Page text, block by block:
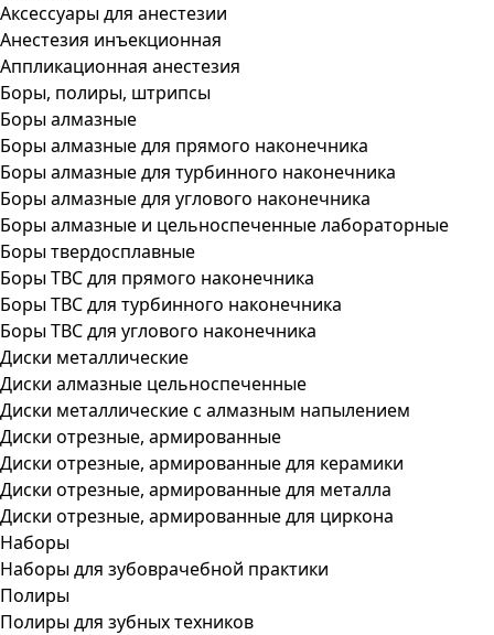
Аксессуары для анестезии
Анестезия инъекционная
Аппликационная анестезия
Боры, полиры, штрипсы
Боры алмазные
Боры алмазные для прямого наконечника
Боры алмазные для турбинного наконечника
Боры алмазные для углового наконечника
Боры алмазные и цельноспеченные лабораторные
Боры твердосплавные
Боры ТВС для прямого наконечника
Боры ТВС для турбинного наконечника
Боры ТВС для углового наконечника
Диски металлические
Диски алмазные цельноспеченные
Диски металлические с алмазным напылением
Диски отрезные, армированные
Диски отрезные, армированные для керамики
Диски отрезные, армированные для металла
Диски отрезные, армированные для циркона
Наборы
Наборы для зубоврачебной практики
Полиры
Полиры для зубных техников